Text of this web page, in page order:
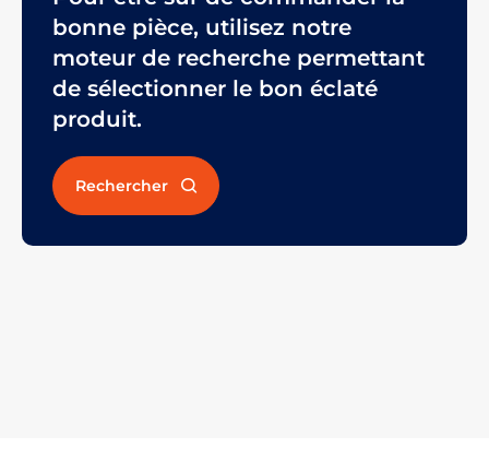
bonne pièce, utilisez notre
moteur de recherche permettant
de sélectionner le bon éclaté
produit.
Rechercher